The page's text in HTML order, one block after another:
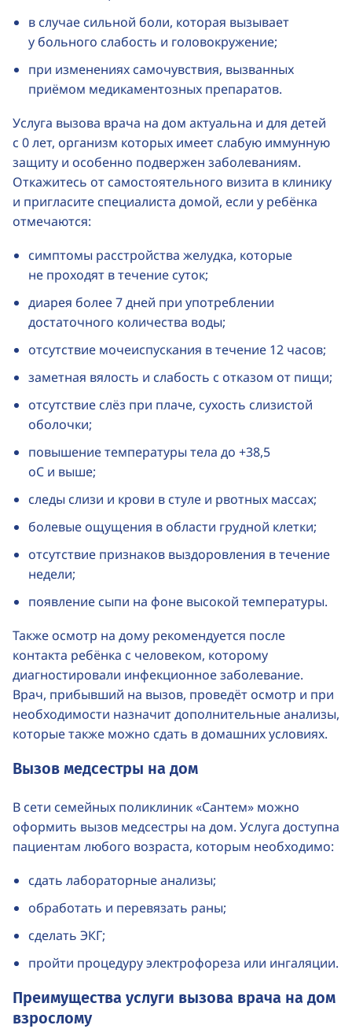
в случае сильной боли, которая вызывает
у больного слабость и головокружение;
при изменениях самочувствия, вызванных
приёмом медикаментозных препаратов.
Услуга вызова врача на дом актуальна и для детей
с 0 лет, организм которых имеет слабую иммунную
защиту и особенно подвержен заболеваниям.
Откажитесь от самостоятельного визита в клинику
и пригласите специалиста домой, если у ребёнка
отмечаются:
симптомы расстройства желудка, которые
не проходят в течение суток;
диарея более 7 дней при употреблении
достаточного количества воды;
отсутствие мочеиспускания в течение 12 часов;
заметная вялость и слабость с отказом от пищи;
отсутствие слёз при плаче, сухость слизистой
оболочки;
повышение температуры тела до +38,5
оС и выше;
следы слизи и крови в стуле и рвотных массах;
болевые ощущения в области грудной клетки;
отсутствие признаков выздоровления в течение
недели;
появление сыпи на фоне высокой температуры.
Также осмотр на дому рекомендуется после
контакта ребёнка с человеком, которому
диагностировали инфекционное заболевание.
Врач, прибывший на вызов, проведёт осмотр и при
необходимости назначит дополнительные анализы,
которые также можно сдать в домашних условиях.
Вызов медсестры на дом
В сети семейных поликлиник «Сантем» можно
оформить вызов медсестры на дом. Услуга доступна
пациентам любого возраста, которым необходимо:
сдать лабораторные анализы;
обработать и перевязать раны;
сделать ЭКГ;
пройти процедуру электрофореза или ингаляции.
Преимущества услуги вызова врача на дом
взрослому